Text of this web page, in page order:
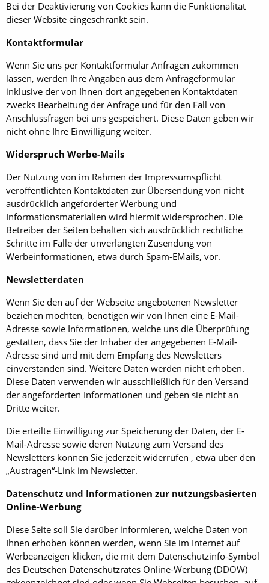
Bei der Deaktivierung von Cookies kann die Funktionalität
dieser Website eingeschränkt sein.
Kontaktformular
Wenn Sie uns per Kontaktformular Anfragen zukommen
lassen, werden Ihre Angaben aus dem Anfrageformular
inklusive der von Ihnen dort angegebenen Kontaktdaten
zwecks Bearbeitung der Anfrage und für den Fall von
Anschlussfragen bei uns gespeichert. Diese Daten geben wir
nicht ohne Ihre Einwilligung weiter.
Widerspruch Werbe-Mails
Der Nutzung von im Rahmen der Impressumspflicht
veröffentlichten Kontaktdaten zur Übersendung von nicht
ausdrücklich angeforderter Werbung und
Informationsmaterialien wird hiermit widersprochen. Die
Betreiber der Seiten behalten sich ausdrücklich rechtliche
Schritte im Falle der unverlangten Zusendung von
Werbeinformationen, etwa durch Spam-EMails, vor.
Newsletterdaten
Wenn Sie den auf der Webseite angebotenen Newsletter
beziehen möchten, benötigen wir von Ihnen eine E-Mail-
Adresse sowie Informationen, welche uns die Überprüfung
gestatten, dass Sie der Inhaber der angegebenen E-Mail-
Adresse sind und mit dem Empfang des Newsletters
einverstanden sind. Weitere Daten werden nicht erhoben.
Diese Daten verwenden wir ausschließlich für den Versand
der angeforderten Informationen und geben sie nicht an
Dritte weiter.
Die erteilte Einwilligung zur Speicherung der Daten, der E-
Mail-Adresse sowie deren Nutzung zum Versand des
Newsletters können Sie jederzeit widerrufen , etwa über den
„Austragen“-Link im Newsletter.
Datenschutz und Informationen zur nutzungsbasierten
Online-Werbung
Diese Seite soll Sie darüber informieren, welche Daten von
Ihnen erhoben können werden, wenn Sie im Internet auf
Werbeanzeigen klicken, die mit dem Datenschutzinfo-Symbol
des Deutschen Datenschutzrates Online-Werbung (DDOW)